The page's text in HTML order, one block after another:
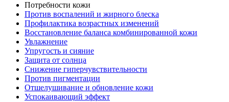
Потребности кожи
Против воспалений и жирного блеска
Профилактика возрастных изменений
Восстановление баланса комбинированной кожи
Увлажнение
Упругость и сияние
Защита от солнца
Снижение гиперчувствительности
Против пигментации
Отшелушивание и обновление кожи
Успокаивающий эффект